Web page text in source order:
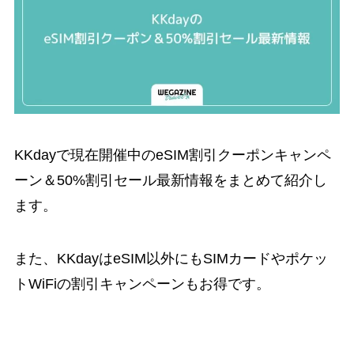
KKdayで現在開催中のeSIM割引クーポンキャンペ
ーン＆50%割引セール最新情報をまとめて紹介し
ます。
また、KKdayはeSIM以外にもSIMカードやポケッ
トWiFiの割引キャンペーンもお得です。